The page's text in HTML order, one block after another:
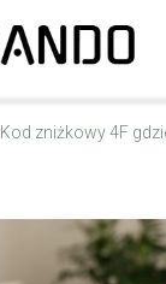
Kod zniżkowy 4F